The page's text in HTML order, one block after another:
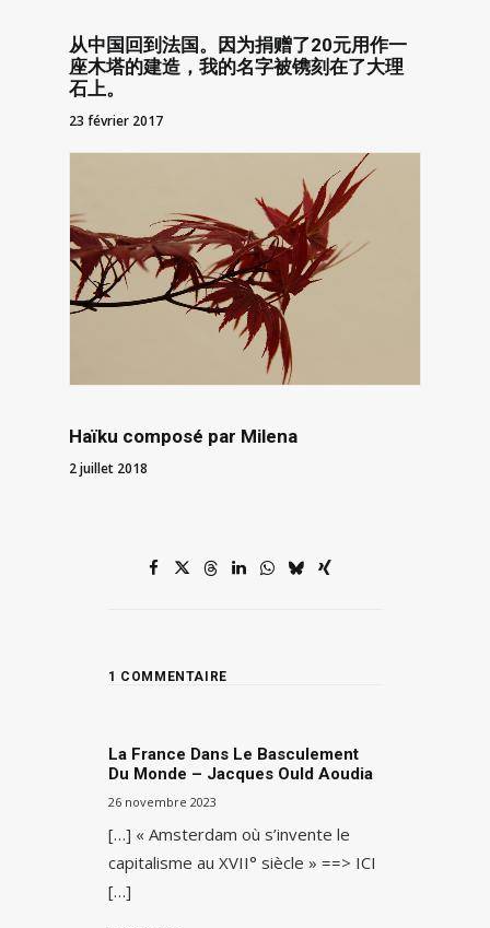
从中国回到法国。因为捐赠了20元用作一
座木塔的建造，我的名字被镌刻在了大理
石上。
23 février 2017
Haïku composé par Milena
2 juillet 2018
1 COMMENTAIRE
La France Dans Le Basculement
Du Monde – Jacques Ould Aoudia
26 novembre 2023
[…] « Amsterdam où s’invente le
capitalisme au XVII° siècle » ==> ICI
[…]